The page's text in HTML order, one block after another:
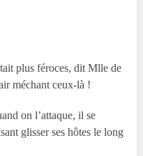
plus féroces, dit Mlle de
méchant ceux-là !
on l’attaque, il se
glisser ses hôtes le long